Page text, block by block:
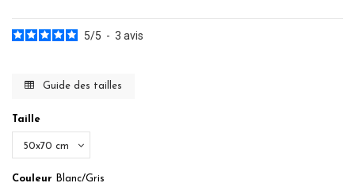
5/5 - 3 avis
Guide des tailles
Taille
Couleur Blanc/Gris